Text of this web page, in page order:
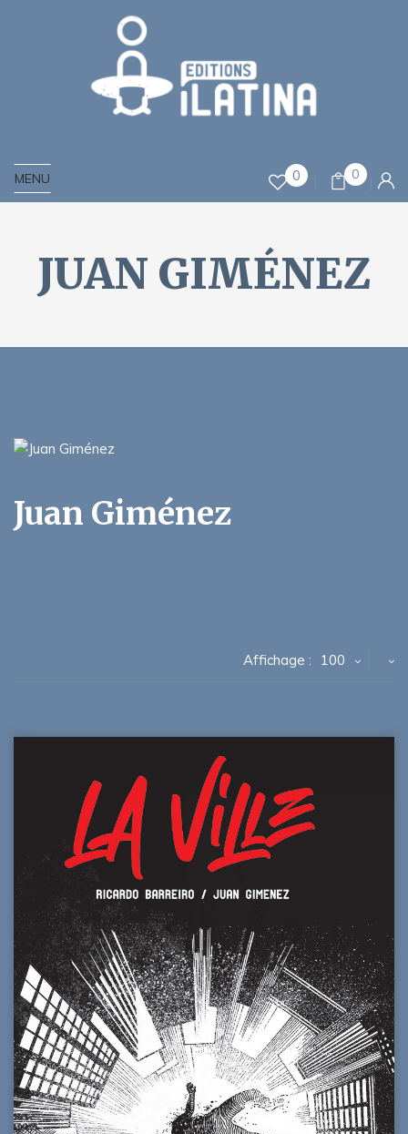
MENU 0 0
JUAN GIMÉNEZ
Juan Giménez
Affichage : 100